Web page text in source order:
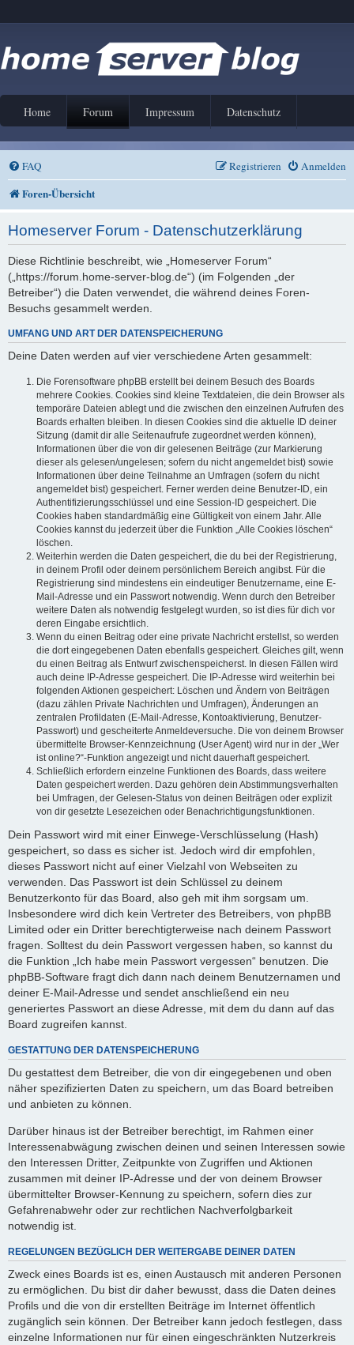
Home Forum Impressum Datenschutz
FAQ Anmelden
Registrieren
Foren-Übersicht
Homeserver Forum - Datenschutzerklärung
Diese Richtlinie beschreibt, wie „Homeserver Forum“
(„https://forum.home-server-blog.de“) (im Folgenden „der
Betreiber“) die Daten verwendet, die während deines Foren-
Besuchs gesammelt werden.
UMFANG UND ART DER DATENSPEICHERUNG
Deine Daten werden auf vier verschiedene Arten gesammelt:
Die Forensoftware phpBB erstellt bei deinem Besuch des Boards
mehrere Cookies. Cookies sind kleine Textdateien, die dein Browser als
temporäre Dateien ablegt und die zwischen den einzelnen Aufrufen des
Boards erhalten bleiben. In diesen Cookies sind die aktuelle ID deiner
Sitzung (damit dir alle Seitenaufrufe zugeordnet werden können),
Informationen über die von dir gelesenen Beiträge (zur Markierung
dieser als gelesen/ungelesen; sofern du nicht angemeldet bist) sowie
Informationen über deine Teilnahme an Umfragen (sofern du nicht
angemeldet bist) gespeichert. Ferner werden deine Benutzer-ID, ein
Authentifizierungsschlüssel und eine Session-ID gespeichert. Die
Cookies haben standardmäßig eine Gültigkeit von einem Jahr. Alle
Cookies kannst du jederzeit über die Funktion „Alle Cookies löschen“
löschen.
Weiterhin werden die Daten gespeichert, die du bei der Registrierung,
in deinem Profil oder deinem persönlichem Bereich angibst. Für die
Registrierung sind mindestens ein eindeutiger Benutzername, eine E-
Mail-Adresse und ein Passwort notwendig. Wenn durch den Betreiber
weitere Daten als notwendig festgelegt wurden, so ist dies für dich vor
deren Eingabe ersichtlich.
Wenn du einen Beitrag oder eine private Nachricht erstellst, so werden
die dort eingegebenen Daten ebenfalls gespeichert. Gleiches gilt, wenn
du einen Beitrag als Entwurf zwischenspeicherst. In diesen Fällen wird
auch deine IP-Adresse gespeichert. Die IP-Adresse wird weiterhin bei
folgenden Aktionen gespeichert: Löschen und Ändern von Beiträgen
(dazu zählen Private Nachrichten und Umfragen), Änderungen an
zentralen Profildaten (E-Mail-Adresse, Kontoaktivierung, Benutzer-
Passwort) und gescheiterte Anmeldeversuche. Die von deinem Browser
übermittelte Browser-Kennzeichnung (User Agent) wird nur in der „Wer
ist online?“-Funktion angezeigt und nicht dauerhaft gespeichert.
Schließlich erfordern einzelne Funktionen des Boards, dass weitere
Daten gespeichert werden. Dazu gehören dein Abstimmungsverhalten
bei Umfragen, der Gelesen-Status von deinen Beiträgen oder explizit
von dir gesetzte Lesezeichen oder Benachrichtigungsfunktionen.
Dein Passwort wird mit einer Einwege-Verschlüsselung (Hash)
gespeichert, so dass es sicher ist. Jedoch wird dir empfohlen,
dieses Passwort nicht auf einer Vielzahl von Webseiten zu
verwenden. Das Passwort ist dein Schlüssel zu deinem
Benutzerkonto für das Board, also geh mit ihm sorgsam um.
Insbesondere wird dich kein Vertreter des Betreibers, von phpBB
Limited oder ein Dritter berechtigterweise nach deinem Passwort
fragen. Solltest du dein Passwort vergessen haben, so kannst du
die Funktion „Ich habe mein Passwort vergessen“ benutzen. Die
phpBB-Software fragt dich dann nach deinem Benutzernamen und
deiner E-Mail-Adresse und sendet anschließend ein neu
generiertes Passwort an diese Adresse, mit dem du dann auf das
Board zugreifen kannst.
GESTATTUNG DER DATENSPEICHERUNG
Du gestattest dem Betreiber, die von dir eingegebenen und oben
näher spezifizierten Daten zu speichern, um das Board betreiben
und anbieten zu können.
Darüber hinaus ist der Betreiber berechtigt, im Rahmen einer
Interessenabwägung zwischen deinen und seinen Interessen sowie
den Interessen Dritter, Zeitpunkte von Zugriffen und Aktionen
zusammen mit deiner IP-Adresse und der von deinem Browser
übermittelter Browser-Kennung zu speichern, sofern dies zur
Gefahrenabwehr oder zur rechtlichen Nachverfolgbarkeit
notwendig ist.
REGELUNGEN BEZÜGLICH DER WEITERGABE DEINER DATEN
Zweck eines Boards ist es, einen Austausch mit anderen Personen
zu ermöglichen. Du bist dir daher bewusst, dass die Daten deines
Profils und die von dir erstellten Beiträge im Internet öffentlich
zugänglich sein können. Der Betreiber kann jedoch festlegen, dass
einzelne Informationen nur für einen eingeschränkten Nutzerkreis